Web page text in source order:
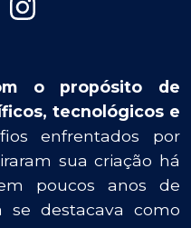
o propósito de
tecnológicos e
enfrentados por
sua criação há
poucos anos de
se destacava como